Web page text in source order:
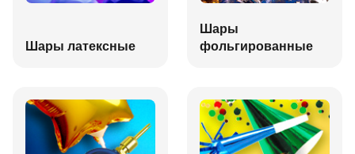
Шары латексные
Шары
фольгированные